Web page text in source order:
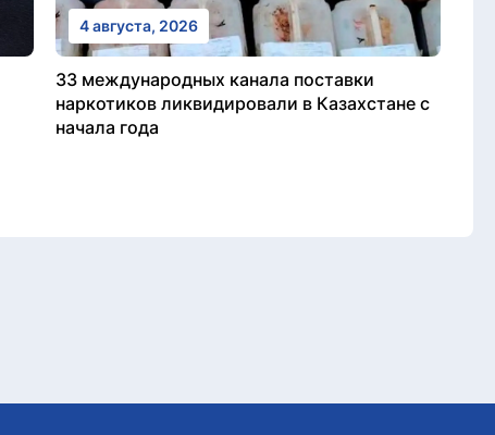
4 августа, 2026
33 международных канала поставки
наркотиков ликвидировали в Казахстане с
начала года